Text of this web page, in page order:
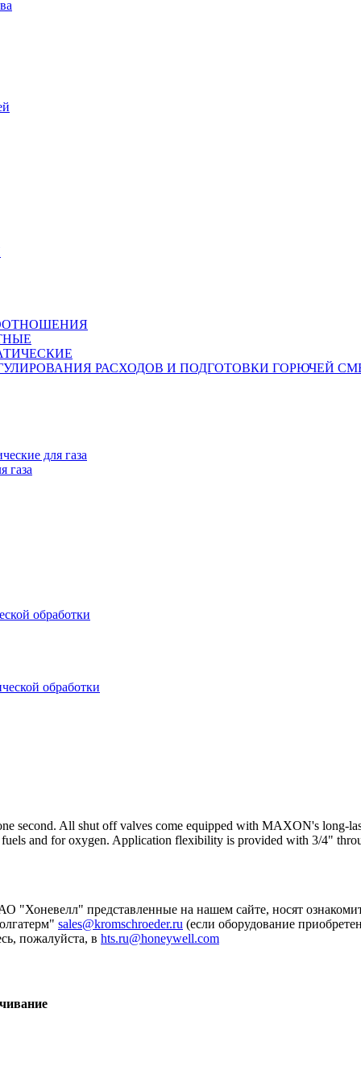
РАСХОДОВ И ПОДГОТОВКИ ГОРЮЧЕЙ
для газа
газа
обработки
обработки
second. All shut off valves come equipped with MAXON's long-
and for oxygen. Application flexibility is provided with 3/4"
представленные на нашем сайте, носят
sales@kromschroeder.ru (если оборудование
пожалуйста, в hts.ru@honeywell.com